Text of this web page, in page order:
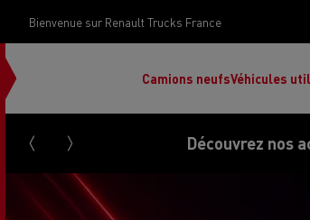
Bienvenue sur Renault Trucks France
Camions neufsVéhicules
Découvrez nos